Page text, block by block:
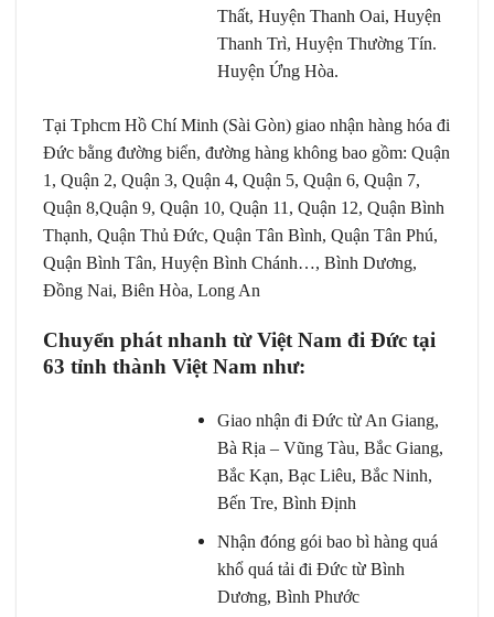
Thất, Huyện Thanh Oai, Huyện
Thanh Trì, Huyện Thường Tín.
Huyện Ứng Hòa.
Tại Tphcm Hồ Chí Minh (Sài Gòn) giao nhận hàng hóa đi
Đức bằng đường biển, đường hàng không bao gồm: Quận
1, Quận 2, Quận 3, Quận 4, Quận 5, Quận 6, Quận 7,
Quận 8,Quận 9, Quận 10, Quận 11, Quận 12, Quận Bình
Thạnh, Quận Thủ Đức, Quận Tân Bình, Quận Tân Phú,
Quận Bình Tân, Huyện Bình Chánh…, Bình Dương,
Đồng Nai, Biên Hòa, Long An
Chuyển phát nhanh từ Việt Nam đi Đức tại
63 tỉnh thành Việt Nam như:
Giao nhận đi Đức từ An Giang,
Bà Rịa – Vũng Tàu, Bắc Giang,
Bắc Kạn, Bạc Liêu, Bắc Ninh,
Bến Tre, Bình Định
Nhận đóng gói bao bì hàng quá
khổ quá tải đi Đức từ Bình
Dương, Bình Phước